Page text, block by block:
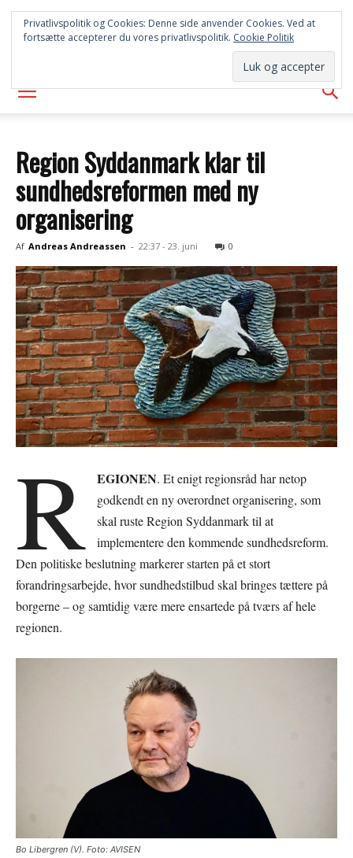
SYD
AVISEN
Region Syddanmark klar til
sundhedsreformen med ny
organisering
Af Andreas Andreassen - 22:37 - 23. juni 0
R EGIONEN. Et enigt regionsråd har netop
godkendt en ny overordnet organisering, som
skal ruste Region Syddanmark til at
implementere den kommende sundhedsreform.
Den politiske beslutning markerer starten på et stort
forandringsarbejde, hvor sundhedstilbud skal bringes tættere på
borgerne – og samtidig være mere ensartede på tværs af hele
regionen.
Bo Libergren (V). Foto: AVISEN
Privatlivspolitik og Cookies: Denne side anvender Cookies. Ved at
fortsætte accepterer du vores privatlivspolitik. Cookie Politik